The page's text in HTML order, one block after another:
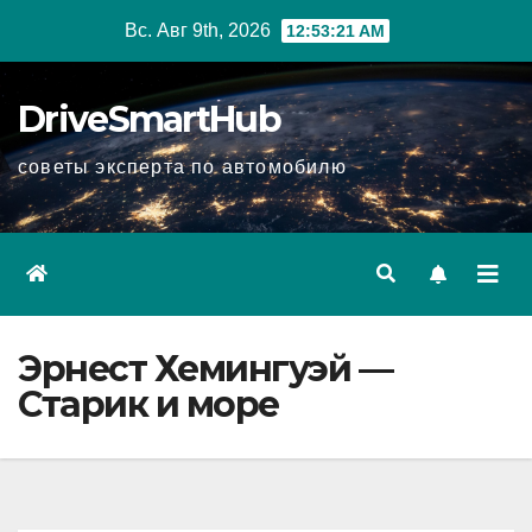
Вс. Авг 9th, 2026 12:53:22 AM
DriveSmartHub
советы эксперта по автомобилю
Эрнест Хемингуэй —
Старик и море